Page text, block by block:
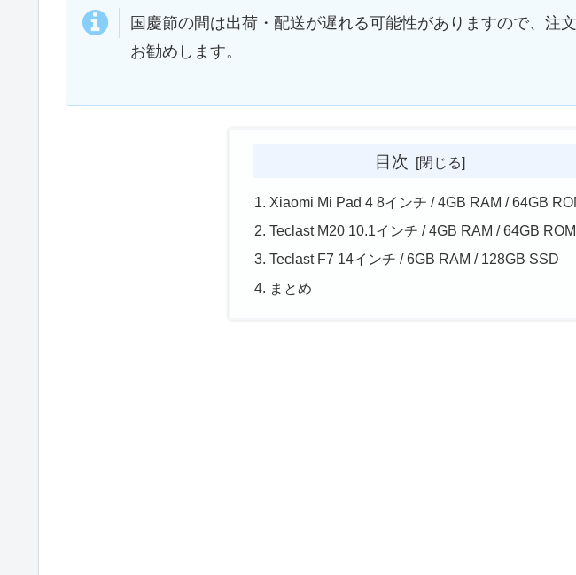
国慶節の間は出荷・配送が遅れる可能性がありますので、注
お勧めします。
目次
Xiaomi Mi Pad 4 8インチ / 4GB RAM / 64GB
Teclast M20 10.1インチ / 4GB RAM / 64GB ROM
Teclast F7 14インチ / 6GB RAM / 128GB SSD
まとめ